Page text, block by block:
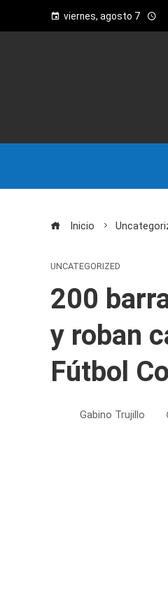
viernes, agosto 7
Inicio
UNCATEGORIZED
200
y roban
Fútbol
Gabino Trujillo